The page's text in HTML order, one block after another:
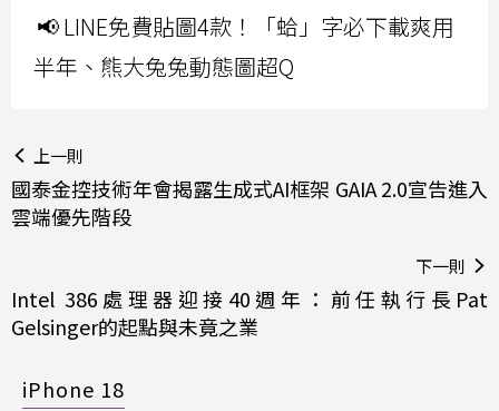
📢 LINE免費貼圖4款！「蛤」字必下載爽用
半年、熊大兔兔動態圖超Q
上一則
國泰金控技術年會揭露生成式AI框架 GAIA 2.0宣告進入
雲端優先階段
下一則
Intel 386處理器迎接40週年：前任執行長Pat
Gelsinger的起點與未竟之業
iPhone 18